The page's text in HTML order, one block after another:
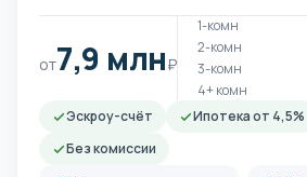
от7,9 млн₽
1-комн
2-комн
3-комн
4+ комн
Эскроу-счёт
Ипотека от 4,5%
Без комиссии